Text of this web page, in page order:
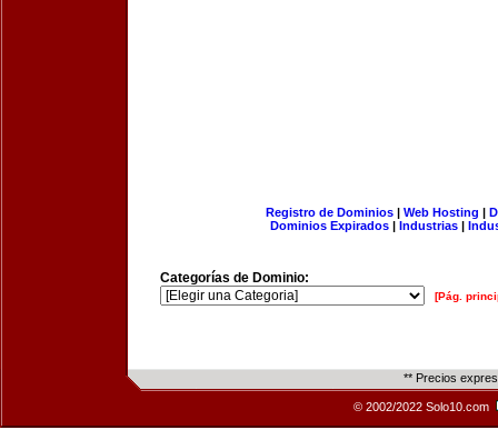
Registro de Dominios| Web Hosting |
Dominios Expirados | Industrias |
Categorías de Dominio:
[Pág.
** Precios
© 2002/2022 Solo10.com